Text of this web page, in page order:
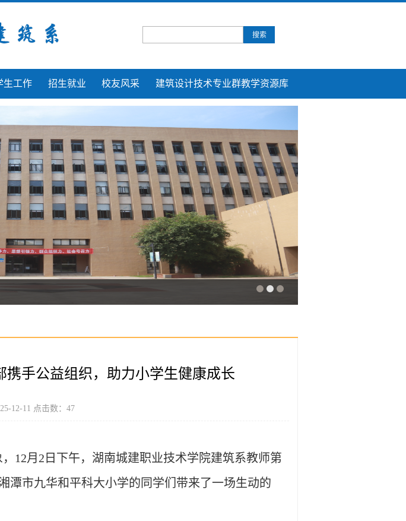
生工作 招生就业 校友风采 建筑设计技术专业群教学资源库
手公益组织，助力小学生健康成长
12-11 点击数： 47
12月2日下午，湖南城建职业技术学院建筑系教师第
潭市九华和平科大小学的同学们带来了一场生动的